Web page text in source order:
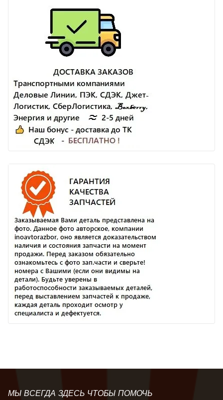
МЫ ВСЕГДА ЗДЕСЬ ЧТОБЫ ПОМОЧЬ